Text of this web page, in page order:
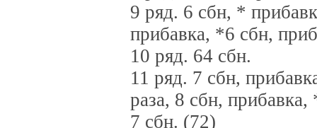
9 ряд. 6 сбн, *
прибавка, *6 сбн,
10 ряд. 64 сбн.
11 ряд. 7 сбн,
раза, 8 сбн,
7 сбн. (72)